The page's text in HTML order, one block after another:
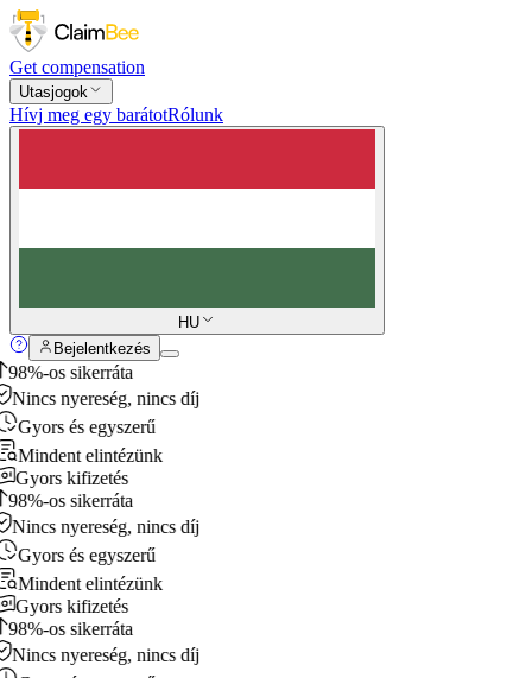
Get compensation
Utasjogok
Hívj meg egy barátotRólunk
HU
Bejelentkezés
98%-os sikerráta
Nincs nyereség, nincs díj
Gyors és egyszerű
Mindent elintézünk
Gyors kifizetés
98%-os sikerráta
Nincs nyereség, nincs díj
Gyors és egyszerű
Mindent elintézünk
Gyors kifizetés
98%-os sikerráta
Nincs nyereség, nincs díj